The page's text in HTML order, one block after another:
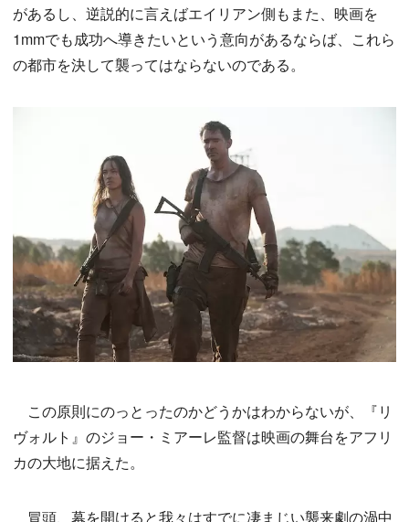
があるし、逆説的に言えばエイリアン側もまた、映画を
1mmでも成功へ導きたいという意向があるならば、これら
の都市を決して襲ってはならないのである。
この原則にのっとったのかどうかはわからないが、『リ
ヴォルト』のジョー・ミアーレ監督は映画の舞台をアフリ
カの大地に据えた。
冒頭、幕を開けると我々はすでに凄まじい襲来劇の渦中